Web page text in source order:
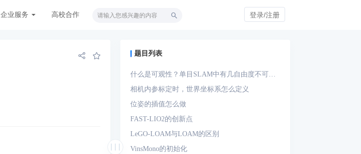
企业服务 高校合作 登录/注册
题目列表
什么是可观性？单目SLAM中有几自由度不可
观？单目-IMU系统中有几自由度不可观？
相机内参标定时，世界坐标系怎么定义
位姿的插值怎么做
FAST-LIO2的创新点
LeGO-LOAM与LOAM的区别
VinsMono的初始化